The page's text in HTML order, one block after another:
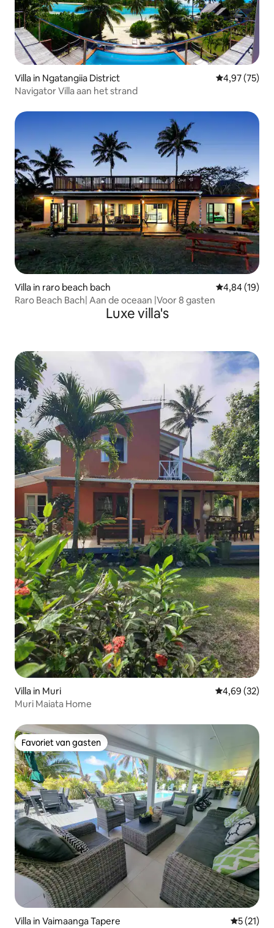
Villa in Ngatangiia District Gemiddelde
4,97 (75)
Navigator Villa aan het strand
Villa in raro beach bach Gemiddelde
4,84 (19)
Raro Beach Bach| Aan de oceaan |Voor 8 gasten
Luxe villa's
Villa in Muri Gemiddelde
4,69 (32)
Muri Maiata Home
Favoriet van gasten
Favoriet van gasten
Villa in Vaimaanga Tapere
5 (21)